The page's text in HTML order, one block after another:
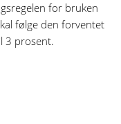
for bruken
følge den forventet
3 prosent.